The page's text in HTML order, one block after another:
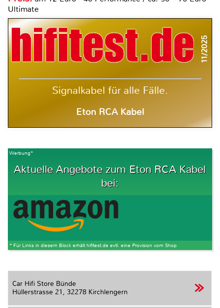
Ultimate
11/2025
Signalkabel für alle Fälle.
Eton RCA Kabel
Werbung*
Aktuelle Angebote zum Eton RCA Kabel
bei:
* Für Links in diesem Block erhält hifitest.de evtl. eine Provision vom Shop
Car Hifi Store Bünde
Hüllerstrasse 21, 32278 Kirchlengern